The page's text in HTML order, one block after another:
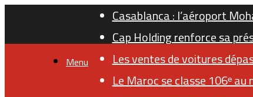
Casablanca : l’aéroport
Cap Holding renforce sa
Les ventes de voitures
Le Maroc se classe 106ᵉ au
Menu